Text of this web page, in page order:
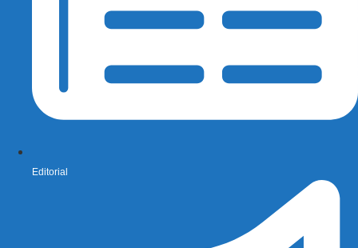
Editorial